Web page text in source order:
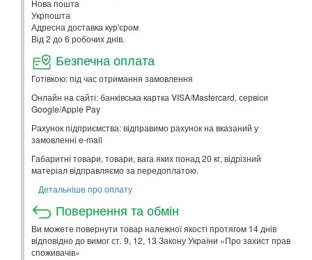
Нова пошта
Укрпошта
Адресна доставка кур'єром
Від 2 до 6 робочих днів.
Безпечна оплата
Готівкою: під час отримання замовлення
Онлайн на сайті: банківська картка VISA/Mastercard, сервіси
Google/Apple Pay
Рахунок підприємства: відправимо рахунок на вказаний у
замовленні e-mail
Габаритні товари, товари, вага яких понад 20 кг, відрізний
матеріал відправляємо за передоплатою.
Детальніше про оплату
Повернення та обмін
Ви можете повернути товар належної якості протягом 14 днів
відповідно до вимог ст. 9, 12, 13 Закону України «Про захист прав
споживачів»